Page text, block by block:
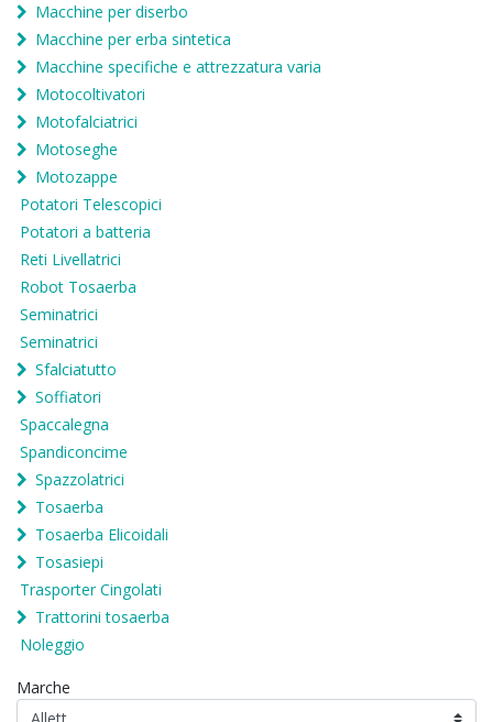
Macchine per diserbo
Macchine per erba sintetica
Macchine specifiche e attrezzatura varia
Motocoltivatori
Motofalciatrici
Motoseghe
Motozappe
Potatori Telescopici
Potatori a batteria
Reti Livellatrici
Robot Tosaerba
Seminatrici
Seminatrici
Sfalciatutto
Soffiatori
Spaccalegna
Spandiconcime
Spazzolatrici
Tosaerba
Tosaerba Elicoidali
Tosasiepi
Trasporter Cingolati
Trattorini tosaerba
Noleggio
Marche